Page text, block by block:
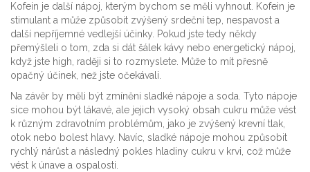
Kofein je další nápoj, kterým bychom se měli vyhnout. Kofein je
stimulant a může způsobit zvýšený srdeční tep, nespavost a
další nepříjemné vedlejší účinky. Pokud jste tedy někdy
přemýšleli o tom, zda si dát šálek kávy nebo energetický nápoj,
když jste high, raději si to rozmyslete. Může to mít přesně
opačný účinek, než jste očekávali.
Na závěr by měli být zmíněni sladké nápoje a soda. Tyto nápoje
sice mohou být lákavé, ale jejich vysoký obsah cukru může vést
k různým zdravotním problémům, jako je zvýšený krevní tlak,
otok nebo bolest hlavy. Navíc, sladké nápoje mohou způsobit
rychlý nárůst a následný pokles hladiny cukru v krvi, což může
vést k únave a ospalosti.